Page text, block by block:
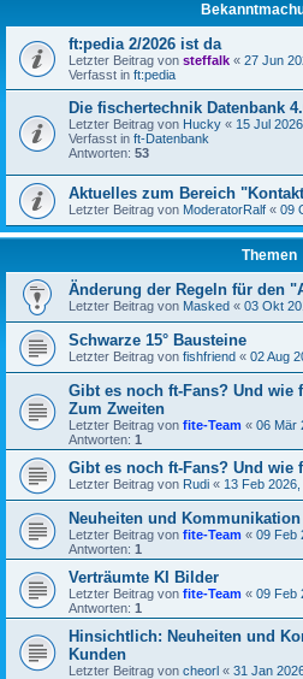
ft:pedia 2/2026 ist da
Letzter Beitrag von steffalk « 27 Jun
Verfasst in ft:pedia
Die fischertechnik Datenbank
Letzter Beitrag von Hucky « 15 Jul
Verfasst in ft-Datenbank
Antworten: 53
Aktuelles zum Bereich
Letzter Beitrag von ModeratorRalf « 09
Themen
Änderung der Regeln für den
Letzter Beitrag von Masked « 03 Okt
Schwarze 15° Bausteine
Letzter Beitrag von fishfriend « 02 Aug
Gibt es noch ft-Fans? Und
Zum Zweiten
Letzter Beitrag von fite-Team « 06 Mär
Antworten: 1
Gibt es noch ft-Fans? Und
Letzter Beitrag von Rudi « 13 Feb
Neuheiten und
Letzter Beitrag von fite-Team « 09 Feb
Antworten: 1
Verträumte KI Bilder
Letzter Beitrag von fite-Team « 09 Feb
Antworten: 1
Hinsichtlich: Neuheiten und
Kunden
Letzter Beitrag von cheorl « 31 Jan